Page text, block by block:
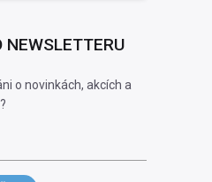
NEWSLETTERU
o novinkách, akcích a